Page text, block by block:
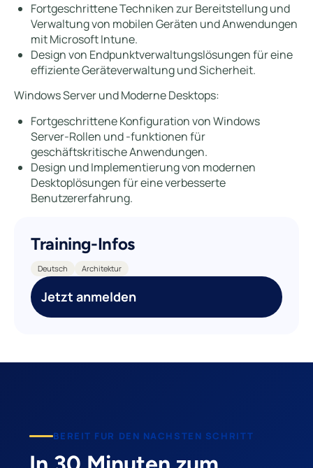
Fortgeschrittene Techniken zur Bereitstellung und
Verwaltung von mobilen Geräten und Anwendungen
mit Microsoft Intune.
Design von Endpunktverwaltungslösungen für eine
effiziente Geräteverwaltung und Sicherheit.
Windows Server und Moderne Desktops:
Fortgeschrittene Konfiguration von Windows
Server-Rollen und -funktionen für
geschäftskritische Anwendungen.
Design und Implementierung von modernen
Desktoplösungen für eine verbesserte
Benutzererfahrung.
Training-Infos
Deutsch Architektur
Jetzt anmelden
BEREIT FUR DEN NACHSTEN SCHRITT